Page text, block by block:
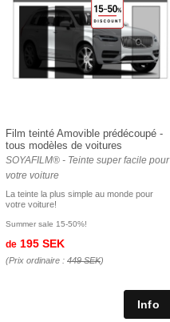
Film teinté Amovible prédécoupé -
tous modèles de voitures
SOYAFILM® - Teinte super facile pour
votre voiture
La teinte la plus simple au monde pour
votre voiture!
Summer sale 15-50%!
de 195 SEK
(Prix ordinaire : 449 SEK)